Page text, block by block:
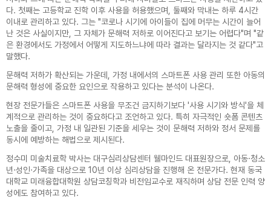
다. 첫째는 고등학교 진학 이후 사용을 허용했으며, 둘째와 막내는 하루 4시간
이내로 관리하고 있다. 그는 "코로나 시기에 아이들이 집에 머무는 시간이 늘어
난 것은 사실이지만, 그 자체가 문해력 저하로 이어진다고 보기는 어렵다"며 "같
은 환경에서도 가정에서 어떻게 지도하느냐에 따라 결과는 달라지는 것 같다"고
말했다.
문해력 저하가 확산되는 가운데, 가정 내에서의 스마트폰 사용 관리 또한 아동의
문해력 형성에 중요한 요인으로 작용하고 있다는 분석이 나온다.
현장 전문가들은 스마트폰 사용을 무조건 금지하기보다 '사용 시기와 방식'을 체
계적으로 관리하는 것이 중요하다고 조언하고 있다. 특히 자극적인 숏폼 콘텐츠
노출을 줄이고, 가정 내 일관된 기준을 세우는 것이 문해력 저하와 정서 문제를
동시에 예방하는 해법으로 제시된다.
정수미 미술치료학 박사는 대구심리상담센터 웰마인드 대표원장으로, 아동·청소
년·성인·가족을 대상으로 10년 이상 심리상담을 진행해 온 전문가다. 현재 동국
대학교 미래융합대학원 상담코칭학과 비전임교수로 재직하며 상담 전문 인력 양
성에도 참여하고 있다.